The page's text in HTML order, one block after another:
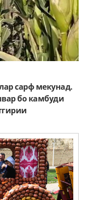
сарф мекунад.
бо камбуди